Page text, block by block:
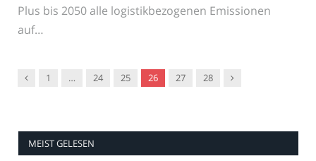
Plus bis 2050 alle logistikbezogenen Emissionen
auf…
Vorgänger
1 … 24 25 26 27 28 Nachfolger
MEIST GELESEN